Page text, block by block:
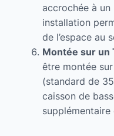
accrochée à
installation
de l’espace au
Montée sur un
être montée
(standard de
caisson de